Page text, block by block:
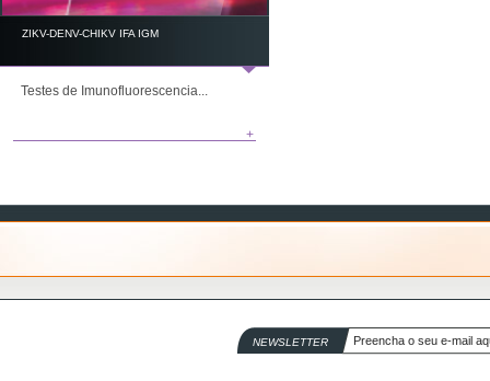
ZIKV-DENV-CHIKV IFA IGM
Testes de Imunofluorescencia...
+
NEWSLETTER